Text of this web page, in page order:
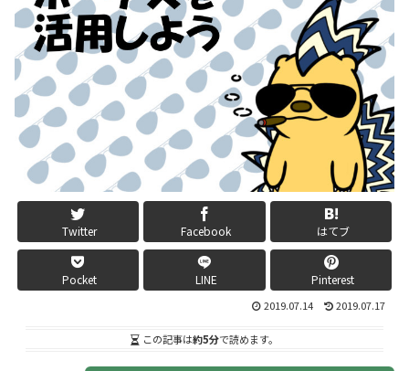
Twitter Facebook はてブ
Pocket LINE Pinterest
2019.07.14 2019.07.17
この記事は約5分で読めます。